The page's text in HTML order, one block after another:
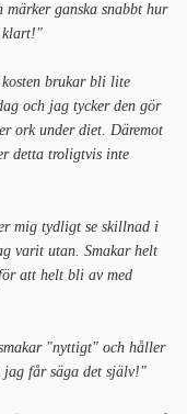
ganska snabbt hur
klart!"
brukar bli lite
och jag tycker den gör
ork under diet. Däremot
detta troligtvis inte
mig tydligt se skillnad i
varit utan. Smakar helt
att helt bli av med
"nyttigt" och håller
får säga det själv!"